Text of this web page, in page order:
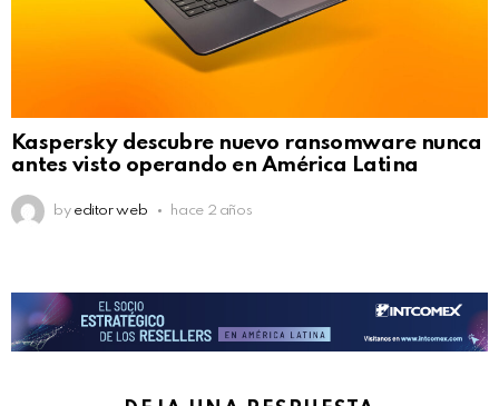
Kaspersky descubre nuevo ransomware nunca
antes visto operando en América Latina
by editor web hace 2 años